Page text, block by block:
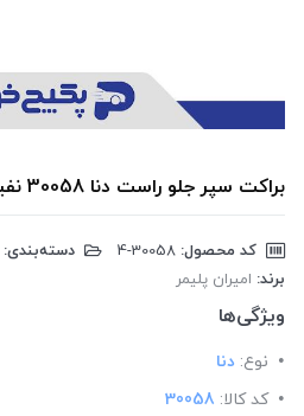
براکت سپر جلو راست دنا 30058 نفیس پلیمر
کد محصول: دسته‌بندی:
برند: امیران پلیمر
ویژگی‌ها
نوع: دنا
کد کالا: 30058